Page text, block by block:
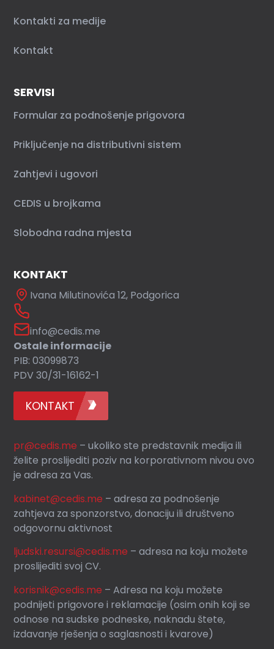
Kontakti za medije
Kontakt
SERVISI
Formular za podnošenje prigovora
Priključenje na distributivni sistem
Zahtjevi i ugovori
CEDIS u brojkama
Slobodna radna mjesta
KONTAKT
Ivana Milutinovića 12, Podgorica
info@cedis.me
Ostale informacije
PIB: 03099873
PDV 30/31-16162-1
KONTAKT
pr@cedis.me – ukoliko ste predstavnik medija ili
želite proslijediti poziv na korporativnom nivou ovo
je adresa za Vas.
kabinet@cedis.me –adresa za podnošenje
zahtjeva za sponzorstvo, donaciju ili društveno
odgovornu aktivnost
ljudski.resursi@cedis.me – adresa na koju možete
proslijediti svoj CV.
korisnik@cedis.me – Adresa na koju možete
podnijeti prigovore i reklamacije (osim onih koji se
odnose na sudske podneske, naknadu štete,
izdavanje rješenja o saglasnosti i kvarove)